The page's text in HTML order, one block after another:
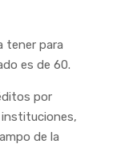
tener para
es de 60.
por
de la